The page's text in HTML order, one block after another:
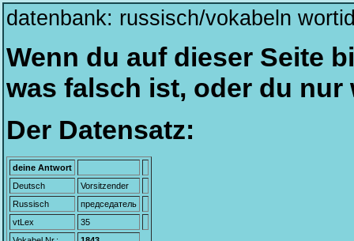
datenbank: russisch/vokabeln
Wenn du auf dieser Seite
was falsch ist, oder du nur
Der Datensatz:
deine Antwort
Deutsch
Vorsitzender
Russisch
председатель
vtLex
35